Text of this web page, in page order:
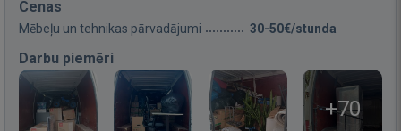
Cenas
Mēbeļu un tehnikas pārvadājumi 30-50€/stunda
Darbu piemēri
+70